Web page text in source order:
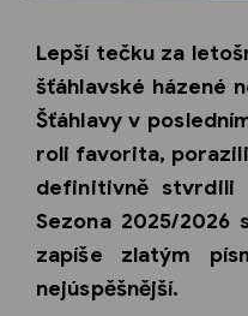
Lepší tečku za
šťáhlavské házené
Šťáhlavy v
roli favorita,
definitivně stvrdili
Sezona 2025/
zapíše zlatým
nejúspěšnější.